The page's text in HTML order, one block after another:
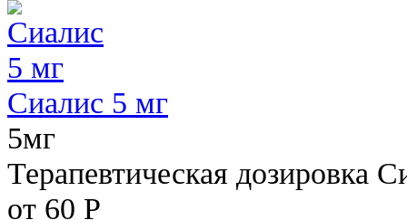
Сиалис 5 мг
5мг
Терапевтическая дозировка
от 60 Р